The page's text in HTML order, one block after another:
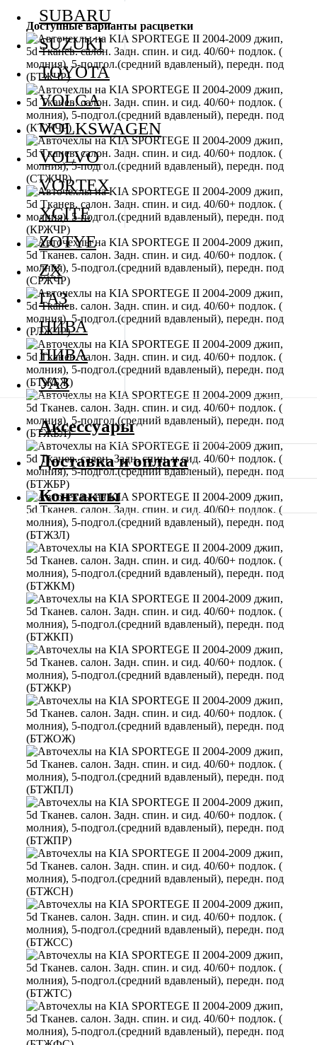
Доступные варианты расцветки
SUBARU
SUZUKI
TOYOTA
VOLGA
VOLKSWAGEN
VOLVO
VORTEX
XCITE
ZOTYE
ZX
ГАЗ
НИВА
НИВА
УАЗ
Аксессуары
Доставка и оплата
Контакты